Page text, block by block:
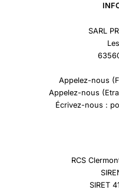
SARL
Appelez-nous
Appelez-nous
Écrivez-nous :
RCS
SIRET